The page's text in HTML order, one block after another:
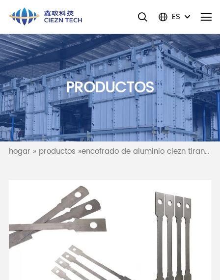
ES
PRODUCTOS
hogar » productos »encofrado de aluminio ciezn tirante plano x tirante plano espaciador